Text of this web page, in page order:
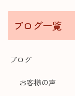
ブログ一覧
ブログ
お客様の声